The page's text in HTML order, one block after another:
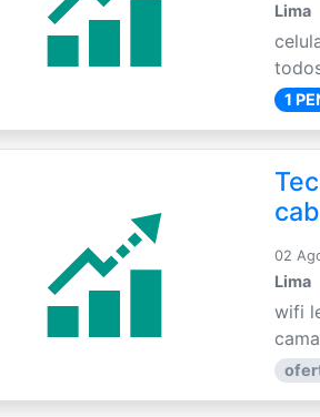
Lima
1
02
Lima
wifi